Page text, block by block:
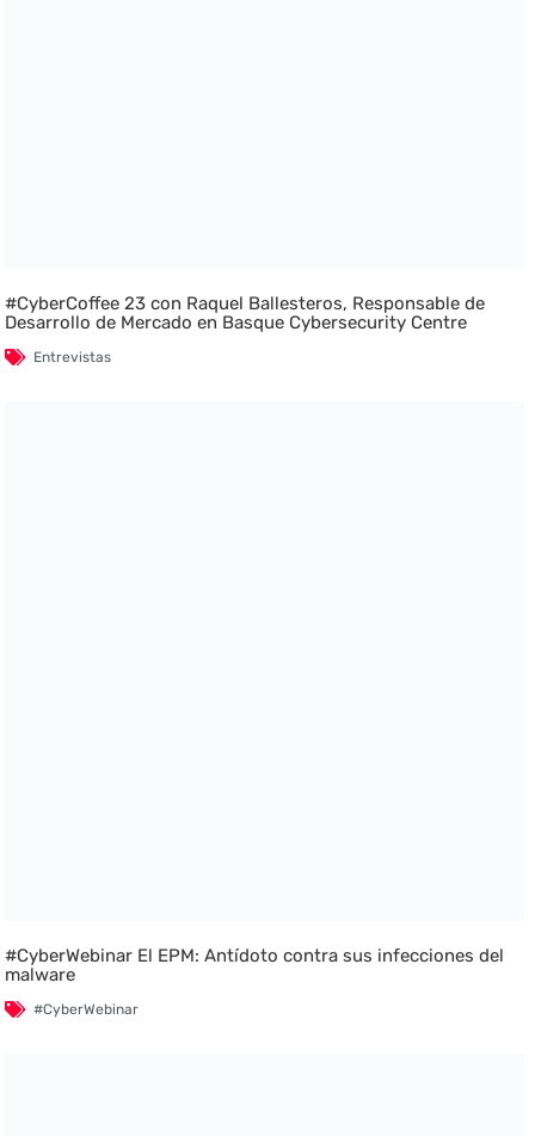
#CyberCoffee 23 con Raquel Ballesteros, Responsable de
Desarrollo de Mercado en Basque Cybersecurity Centre
Entrevistas
#CyberWebinar El EPM: Antídoto contra sus infecciones del
malware
#CyberWebinar